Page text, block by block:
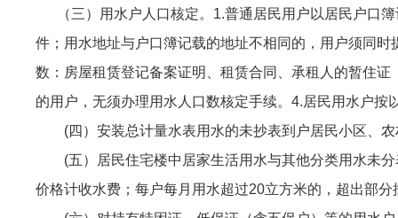
（三）用水户人口核定。1.普通居民用户以居民户口簿
件；用水地址与户口簿记载的地址不相同的，用户须同
数：房屋租赁登记备案证明、租赁合同、承租人的暂住
的用户，无须办理用水人口数核定手续。4.居民用水户
(四）安装总计量水表用水的未抄表到户居民小区、农
(五）居民住宅楼中居家生活用水与其他分类用水未分
价格计收水费；每户每月用水超过20立方米的，超出部